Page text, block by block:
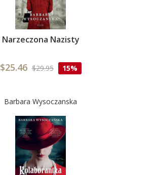
Narzeczona Nazisty
$25.46 $29.95 15%
Barbara Wysoczanska